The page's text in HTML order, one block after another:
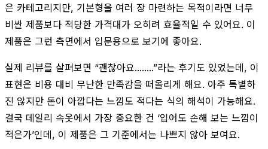
은 카테고리지만, 기본형을 여러 장 마련하는 목적이라면 너무
비싼 제품보다 적당한 가격대가 오히려 효율적일 수 있어요. 이
제품은 그런 측면에서 입문용으로 보기에 좋아요.
실제 리뷰를 살펴보면 “괜찮아요........”라는 후기도 있었는데, 이
표현은 비용 대비 무난한 만족감을 떠올리게 해요. 아주 특별하
진 않지만 돈이 아깝다는 느낌도 적다는 식의 해석이 가능해요.
결국 데일리 속옷에서 가장 중요한 건 ‘입어도 손해 보는 느낌이
적은가’인데, 이 제품은 그 기준에서는 나쁘지 않아 보여요.